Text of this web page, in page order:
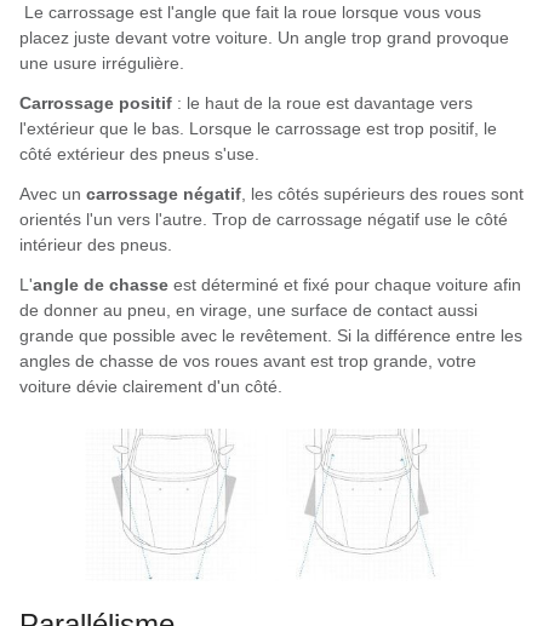
Le carrossage est l'angle que fait la roue lorsque vous vous
placez juste devant votre voiture. Un angle trop grand provoque
une usure irrégulière.
Carrossage positif : le haut de la roue est davantage vers
l'extérieur que le bas. Lorsque le carrossage est trop positif, le
côté extérieur des pneus s'use.
Avec un carrossage négatif , les côtés supérieurs des roues sont
orientés l'un vers l'autre. Trop de carrossage négatif use le côté
intérieur des pneus.
L'angle de chasse est déterminé et fixé pour chaque voiture afin
de donner au pneu, en virage, une surface de contact aussi
grande que possible avec le revêtement. Si la différence entre les
angles de chasse de vos roues avant est trop grande, votre
voiture dévie clairement d'un côté.